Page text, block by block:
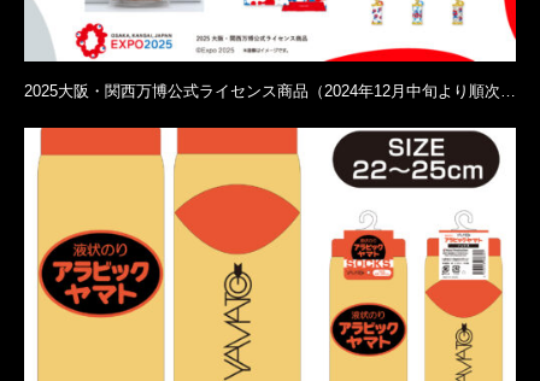
2025大阪・関西万博公式ライセンス商品（2024年12月中旬より順次…